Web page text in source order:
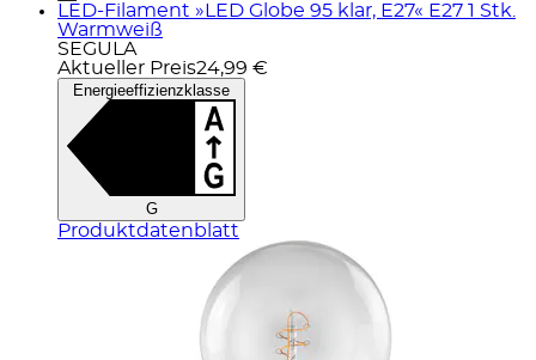
LED-Filament »LED Globe 95 klar, E27« E27 1 Stk.
Warmweiß
SEGULA
Aktueller Preis24,99 €
Energieeffizienzklasse
G
Produktdatenblatt